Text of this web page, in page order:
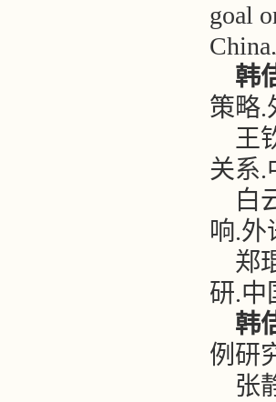
goal
China.
韩
策略.
王
关系.
白
响.外
郑
研.中
韩
例研
张